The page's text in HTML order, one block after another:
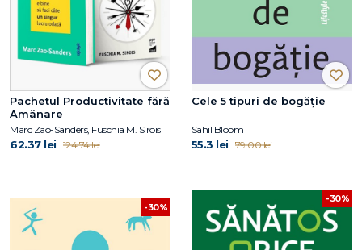
Pachetul Productivitate fără
Amânare
Marc Zao-Sanders, Fuschia M. Sirois
62.37 lei 124.74 lei
Cele 5 tipuri de bogăție
Sahil Bloom
55.3 lei 79.00 lei
-30%
-30%